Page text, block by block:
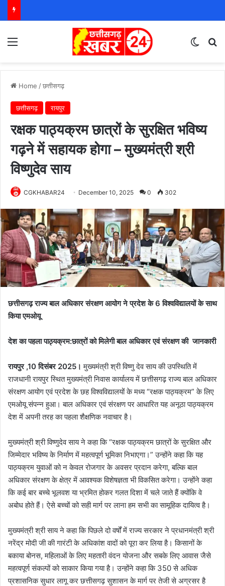
Home /छत्तीसगढ़
छत्तीसगढ़ रायपुर
रक्षक पाठ्यक्रम छात्रों के सुरक्षित भविष्य
गढ़ने में सहायक होगा – मुख्यमंत्री श्री
विष्णुदेव साय
CGKHABAR24 December 10, 2025 0 302
छत्तीसगढ़ राज्य बाल अधिकार संरक्षण आयोग ने प्रदेश के 6 विश्वविद्यालयों के साथ
किया एमओयू
देश का पहला पाठ्यक्रम:छात्रों को मिलेगी बाल अधिकार एवं संरक्षण की जानकारी
रायपुर ,10 दिसंबर 2025।मुख्यमंत्री श्री विष्णु देव साय की उपस्थिति में
राजधानी रायपुर स्थित मुख्यमंत्री निवास कार्यालय में छत्तीसगढ़ राज्य बाल अधिकार
संरक्षण आयोग एवं प्रदेश के छह विश्वविद्यालयों के मध्य “रक्षक पाठ्यक्रम” के लिए
एमओयू संपन्न हुआ। बाल अधिकार एवं संरक्षण पर आधारित यह अनूठा पाठ्यक्रम
देश में अपनी तरह का पहला शैक्षणिक नवाचार है।
मुख्यमंत्री श्री विष्णुदेव साय ने कहा कि “रक्षक पाठ्यक्रम छात्रों के सुरक्षित और
जिम्मेदार भविष्य के निर्माण में महत्वपूर्ण भूमिका निभाएगा।” उन्होंने कहा कि यह
पाठ्यक्रम युवाओं को न केवल रोजगार के अवसर प्रदान करेगा, बल्कि बाल
अधिकार संरक्षण के क्षेत्र में आवश्यक विशेषज्ञता भी विकसित करेगा। उन्होंने कहा
कि कई बार बच्चे भूलवश या भ्रमित होकर गलत दिशा में चले जाते हैं क्योंकि वे
अबोध होते हैं। ऐसे बच्चों को सही मार्ग पर लाना हम सभी का सामूहिक दायित्व है।
मुख्यमंत्री श्री साय ने कहा कि पिछले दो वर्षों में राज्य सरकार ने प्रधानमंत्री श्री
नरेंद्र मोदी जी की गारंटी के अधिकांश वादों को पूरा कर लिया है। किसानों के
बकाया बोनस, महिलाओं के लिए महतारी वंदन योजना और सबके लिए आवास जैसे
महत्वपूर्ण संकल्पों को साकार किया गया है। उन्होंने कहा कि 350 से अधिक
प्रशासनिक सुधार लागू कर छत्तीसगढ़ सुशासन के मार्ग पर तेजी से अग्रसर है